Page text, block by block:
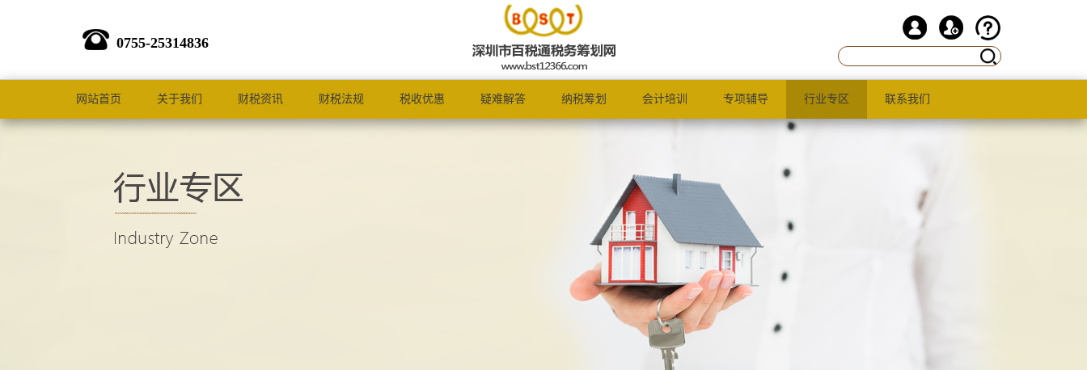
0755-25314836
网站首页 关于我们 财税资讯 财税法规 税收优惠 疑难解答 纳税筹划 会计培训 专项辅导 行业专区 联系我们